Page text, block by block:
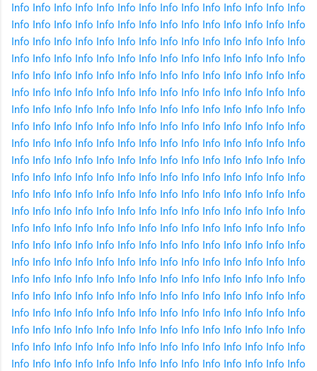
Info Info Info Info Info Info Info Info Info Info Info Info Info Info
Info Info Info Info Info Info Info Info Info Info Info Info Info Info
Info Info Info Info Info Info Info Info Info Info Info Info Info Info
Info Info Info Info Info Info Info Info Info Info Info Info Info Info
Info Info Info Info Info Info Info Info Info Info Info Info Info Info
Info Info Info Info Info Info Info Info Info Info Info Info Info Info
Info Info Info Info Info Info Info Info Info Info Info Info Info Info
Info Info Info Info Info Info Info Info Info Info Info Info Info Info
Info Info Info Info Info Info Info Info Info Info Info Info Info Info
Info Info Info Info Info Info Info Info Info Info Info Info Info Info
Info Info Info Info Info Info Info Info Info Info Info Info Info Info
Info Info Info Info Info Info Info Info Info Info Info Info Info Info
Info Info Info Info Info Info Info Info Info Info Info Info Info Info
Info Info Info Info Info Info Info Info Info Info Info Info Info Info
Info Info Info Info Info Info Info Info Info Info Info Info Info Info
Info Info Info Info Info Info Info Info Info Info Info Info Info Info
Info Info Info Info Info Info Info Info Info Info Info Info Info Info
Info Info Info Info Info Info Info Info Info Info Info Info Info Info
Info Info Info Info Info Info Info Info Info Info Info Info Info Info
Info Info Info Info Info Info Info Info Info Info Info Info Info Info
Info Info Info Info Info Info Info Info Info Info Info Info Info Info
Info Info Info Info Info Info Info Info Info Info Info Info Info Info